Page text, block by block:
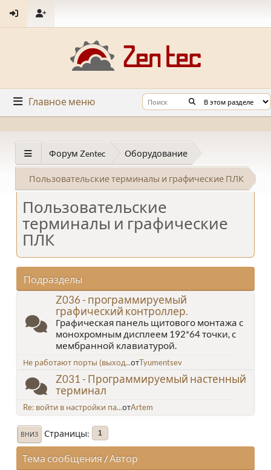
Главное меню
Форум Zentec Оборудование
Пользовательские терминалы и графические ПЛК
Пользовательские
терминалы и графические
ПЛК
Подразделы
Z036 - программируемый
графический контроллер.
Графическая панель щитового монтажа с
монохромным дисплеем 192*64 точки, с
мембранной клавиатурой.
Не работают порты (выход...отTyumentsev
Z031 - Программируемый настенный
терминал
Re: войти в настройки па...отArtem
ВНИЗ Страницы 1
Тема сообщения / Автор